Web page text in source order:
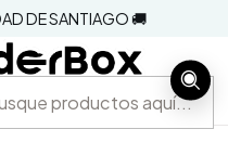
DE SANTIAGO 🚚